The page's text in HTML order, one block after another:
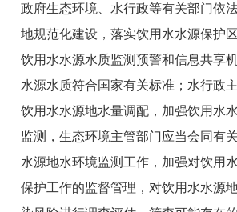
政府生态环境、水行政等有关部门依
地规范化建设，落实饮用水水源保护
饮用水水源水质监测预警和信息共享
水源水质符合国家有关标准；水行政
饮用水水源地水量调配，加强饮用水
监测，生态环境主管部门应当会同有
水源地水环境监测工作，加强对饮用
保护工作的监督管理，对饮用水水源